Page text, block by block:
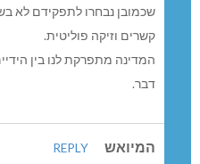
שכמובן נבחרו לתפקידם לא
קשרים וזיקה פוליטית.
המדינה מתפרקת לנו בין
דבר.
המיואש
REPLY